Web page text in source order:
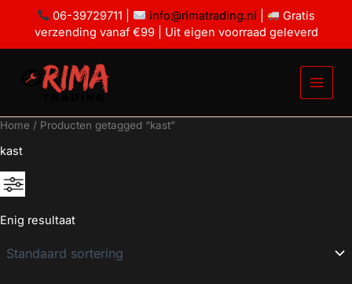
06-39729711 | info@rimatrading.nl
Gratis
verzending vanaf €99 | Uit eigen voorraad geleverd
Home / Producten getagged “kast”
kast
Enig resultaat